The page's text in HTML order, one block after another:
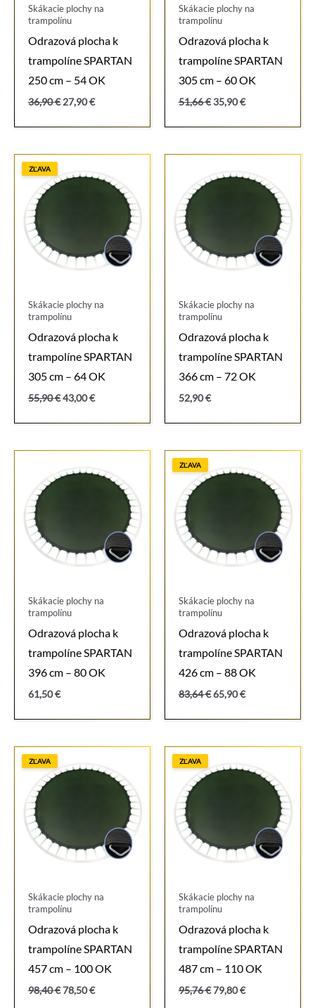
Skákacie plochy na
trampolínu
Odrazová plocha k
trampolíne SPARTAN
250 cm – 54 OK
36,90€ Pôvodná
bola:
27,90€Aktuálna
je:
Skákacie plochy na
trampolínu
Odrazová plocha k
trampolíne SPARTAN
305 cm – 60 OK
51,66€ Pôvodná
bola:
35,90€Aktuálna
je:
ZĽAVA
Skákacie plochy na
trampolínu
Odrazová plocha k
trampolíne SPARTAN
305 cm – 64 OK
55,90€ Pôvodná
bola:
43,00€Aktuálna
je:
Skákacie plochy na
trampolínu
Odrazová plocha k
trampolíne SPARTAN
366 cm – 72 OK
52,90€
Skákacie plochy na
trampolínu
Odrazová plocha k
trampolíne SPARTAN
396 cm – 80 OK
61,50€
ZĽAVA
Skákacie plochy na
trampolínu
Odrazová plocha k
trampolíne SPARTAN
426 cm – 88 OK
83,64€ Pôvodná
bola:
65,90€Aktuálna
je:
ZĽAVA
Skákacie plochy na
trampolínu
Odrazová plocha k
trampolíne SPARTAN
457 cm – 100 OK
98,40€ Pôvodná
78,50€Aktuálna
ZĽAVA
Skákacie plochy na
trampolínu
Odrazová plocha k
trampolíne SPARTAN
487 cm – 110 OK
95,76€ Pôvodná
79,80€Aktuálna